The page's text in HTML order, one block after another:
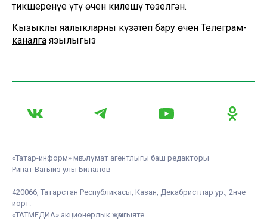
тикшеренүе үтү өчен килешү төзелгән.
Кызыклы яңалыкларны күзәтеп бару өчен Телеграм-
каналга язылыгыз
«Татар-информ» мәгълүмат агентлыгы баш редакторы
Ринат Вагыйз улы Билалов
420066, Татарстан Республикасы, Казан, Декабристлар ур., 2нче
йорт.
«ТАТМЕДИА» акционерлык җәмгыяте